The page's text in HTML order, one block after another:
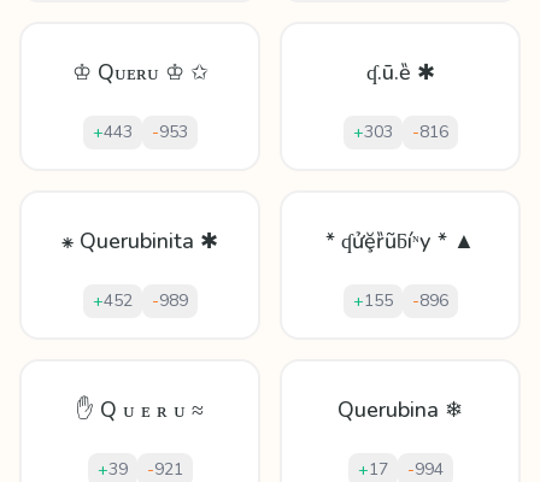
♔ Qᴜᴇʀᴜ ♔ ✩
+443 -953
ʠ.ū.ȅ ✱
+303 -816
⁕ Querubinita ✱
+452 -989
* ʠửḝȑũƃíᶰу * ▲
+155 -896
✋ Q ᴜ ᴇ ʀ ᴜ ≈
+39 -921
Querubina ❄
+17 -994